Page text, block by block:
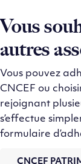
Vous
autres
Vous pouvez
CNCEF ou
rejoignant
s’effectue
formulaire
CNCEF